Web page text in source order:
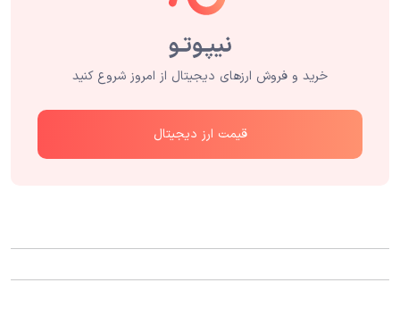
خرید و فروش ارزهای دیجیتال از امروز شروع کنید
قیمت ارز دیجیتال